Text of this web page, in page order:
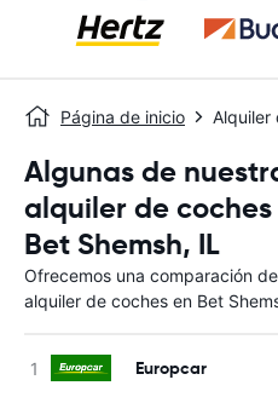
Página de inicio Alquiler
Algunas de
alquiler de
Bet Shemsh, IL
Ofrecemos una comparación
alquiler de coches en Bet
Europcar